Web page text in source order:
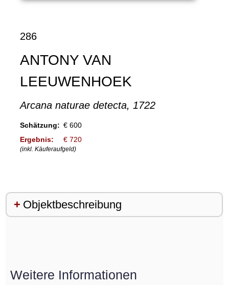
286
ANTONY VAN
LEEUWENHOEK
Arcana naturae detecta, 1722
Schätzung: € 600
Ergebnis:
€ 720
(inkl. Käuferaufgeld)
Objektbeschreibung
Weitere Informationen